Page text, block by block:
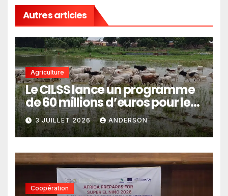
Autres articles
Agriculture
Le CILSS lance un programme
de 60 millions d’euros pour le
pastoralisme
3 JUILLET 2026 ANDERSON
Coopération